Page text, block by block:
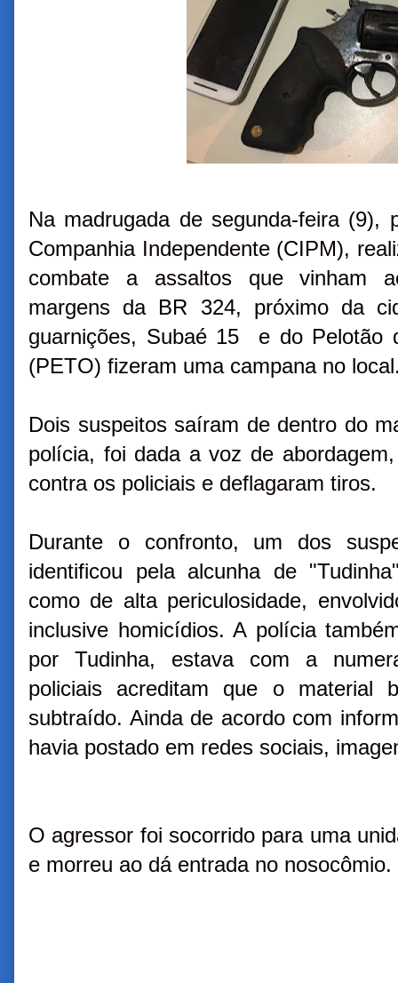
Na madrugada de segunda-feira (9),
Companhia Independente (CIPM),
combate a assaltos que vinham
margens da BR 324, próximo da
guarnições, Subaé 15 e do Pelotão
(PETO) fizeram uma campana no
Dois suspeitos saíram de dentro do
polícia, foi dada a voz de
contra os policiais e deflagaram tiros.
Durante o confronto, um dos
identificou pela alcunha de
como de alta periculosidade,
inclusive homicídios. A polícia
por Tudinha, estava com a
policiais acreditam que o material
subtraído. Ainda de acordo com
havia postado em redes sociais,
O agressor foi socorrido para uma
e morreu ao dá entrada no nosocômio.